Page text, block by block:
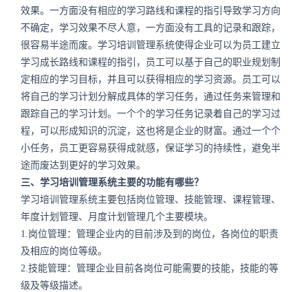
效果。一方面没有相应的学习路线和课程的指引导致学习方向
不确定，学习效果不尽人意，一方面没有工具的记录和跟踪，
很容易半途而废。学习培训管理系统使得企业可以为员工建立
学习成长路线和课程的指引，员工可以基于自己的职业规划制
定相应的学习目标，并且可以获得相应的学习资源。员工可以
将自己的学习计划分解成具体的学习任务，通过任务来管理和
跟踪自己的学习计划。一个个的学习任务记录着自己的学习过
程，可以形成知识的沉淀，这也将是企业的财富。通过一个个
小任务，员工更容易获得成就感，保证学习的持续性，避免半
途而废达到更好的学习效果。
三、学习培训管理系统主要的功能有哪些？
学习培训管理系统主要包括岗位管理、技能管理、课程管理、
年度计划管理、月度计划管理几个主要模块。
1.岗位管理：管理企业内的目前涉及到的岗位，各岗位的职责
及相应的岗位等级。
2.技能管理：管理企业目前各岗位可能需要的技能，技能的等
级及等级描述。